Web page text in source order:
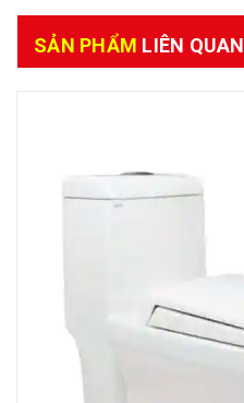
SẢN PHẨM LIÊN QUAN